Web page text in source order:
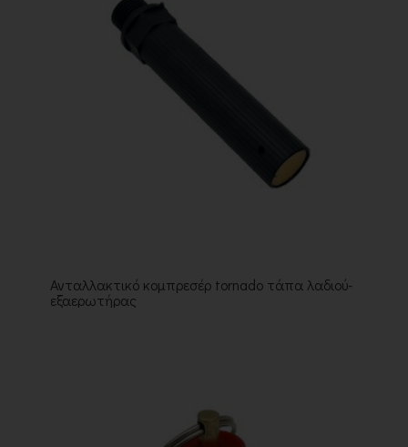
Ανταλλακτικό κομπρεσέρ tornado τάπα λαδιού-
εξαερωτήρας